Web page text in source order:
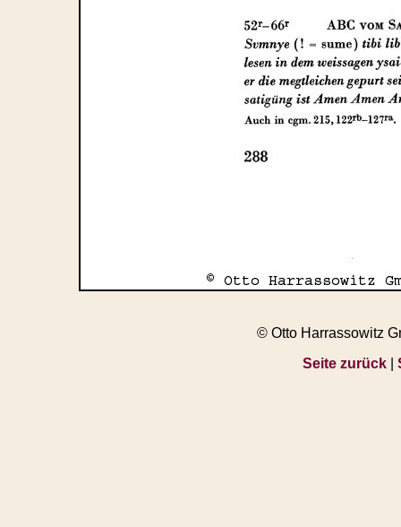
© Otto Harrassowitz
Seite zurück|